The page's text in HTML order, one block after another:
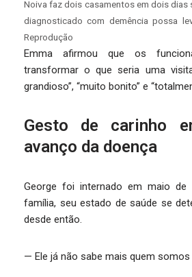
Noiva faz dois casamentos em dois dias
diagnosticado com demência possa
Reprodução
Emma afirmou que os
transformar o que seria uma
grandioso”, “muito bonito” e
Gesto de carinho
avanço da doença
George foi internado em maio de
família, seu estado de saúde se
desde então.
— Ele já não sabe mais quem